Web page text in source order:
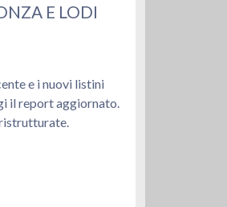
E LODI
e i nuovi listini
il report aggiornato.